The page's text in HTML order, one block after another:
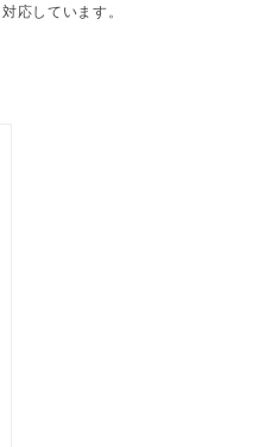
応しています。